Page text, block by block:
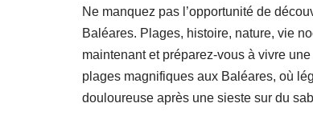
Ne manquez pas l’opportunité de
Baléares. Plages, histoire, nature, vie
maintenant et préparez-vous à vivre
plages magnifiques aux Baléares, où
douloureuse après une sieste sur du